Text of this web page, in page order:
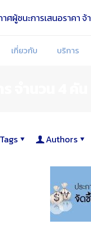
เกี่ยวกับ บริการ
Tags Authors